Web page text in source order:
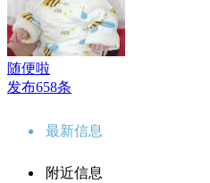
随便啦
发布658条
最新信息
附近信息